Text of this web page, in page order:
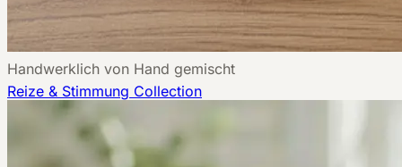
Handwerklich von Hand gemischt
Reize & Stimmung Collection